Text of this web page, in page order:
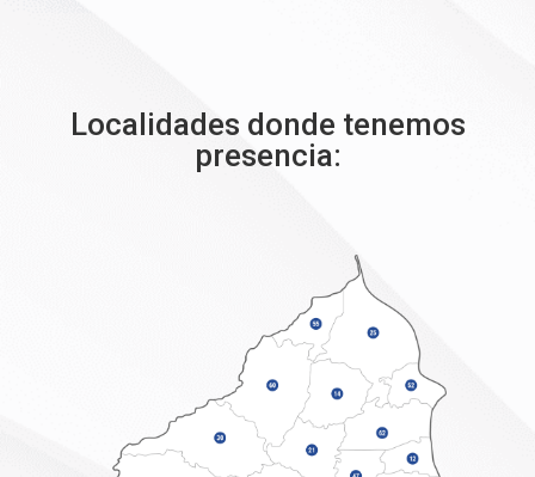
Localidades donde tenemos
presencia: